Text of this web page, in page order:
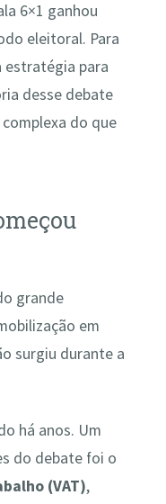
6×1 ganhou
eleitoral. Para
estratégia para
desse debate
do que
grande
em
surgiu durante a
há anos. Um
do debate foi o
(VAT),